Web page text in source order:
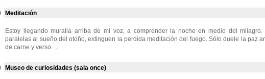
Meditación
Estoy llegando muralla arriba de mi voz, a comprender la noche en medio del milagro.
paralelas al sueño del otoño, extinguen la perdida meditación del fuego. Sólo duele la paz
de carne y verso. ...
Museo de curiosidades (sala once)